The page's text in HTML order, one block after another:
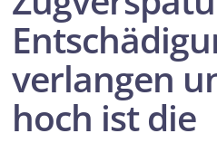
verlangen
hoch ist die